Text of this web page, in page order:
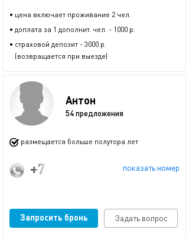
• цена включает проживание 2 чел.
• доплата за 1 дополнит. чел. - 1000 р.
• страховой депозит - 3000 р.
(возвращается при выезде)
Антон
54 предложения
размещается больше полутора лет
показать номер
+7 (986) 907-10-50
Запросить бронь Задать вопрос